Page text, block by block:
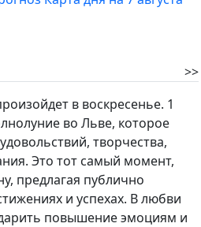
>>
в воскресенье. 1
во Льве, которое
творчества,
Это тот самый момент,
предлагая публично
и успехах. В любви
повышение эмоциям и